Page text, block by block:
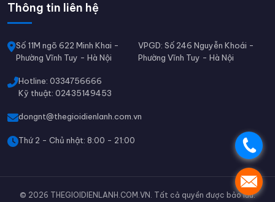
.
.
Thông tin liên hệ
Số 11M ngõ 622 Minh Khai -
Phường Vĩnh Tuy - Hà Nội
VPGD: Số 246 Nguyễn Khoái -
Phường Vĩnh Tuy - Hà Nội
Hotline: 0334756666
Kỹ thuật: 02435149453
dongnt@thegioidienlanh.com.vn
Thứ 2 - Chủ nhật: 8:00 - 21:00
© 2026 THEGIOIDIENLANH.COM.VN. Tất cả quyền được bảo lưu.